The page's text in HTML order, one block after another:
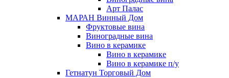
Арт Палас
МАРАН Винный Дом
Фруктовые вина
Виноградные вина
Вино в керамике
Вино в керамике
Вино в керамике п/у
Гетнатун Торговый Дом